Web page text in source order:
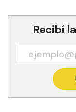
Recibí